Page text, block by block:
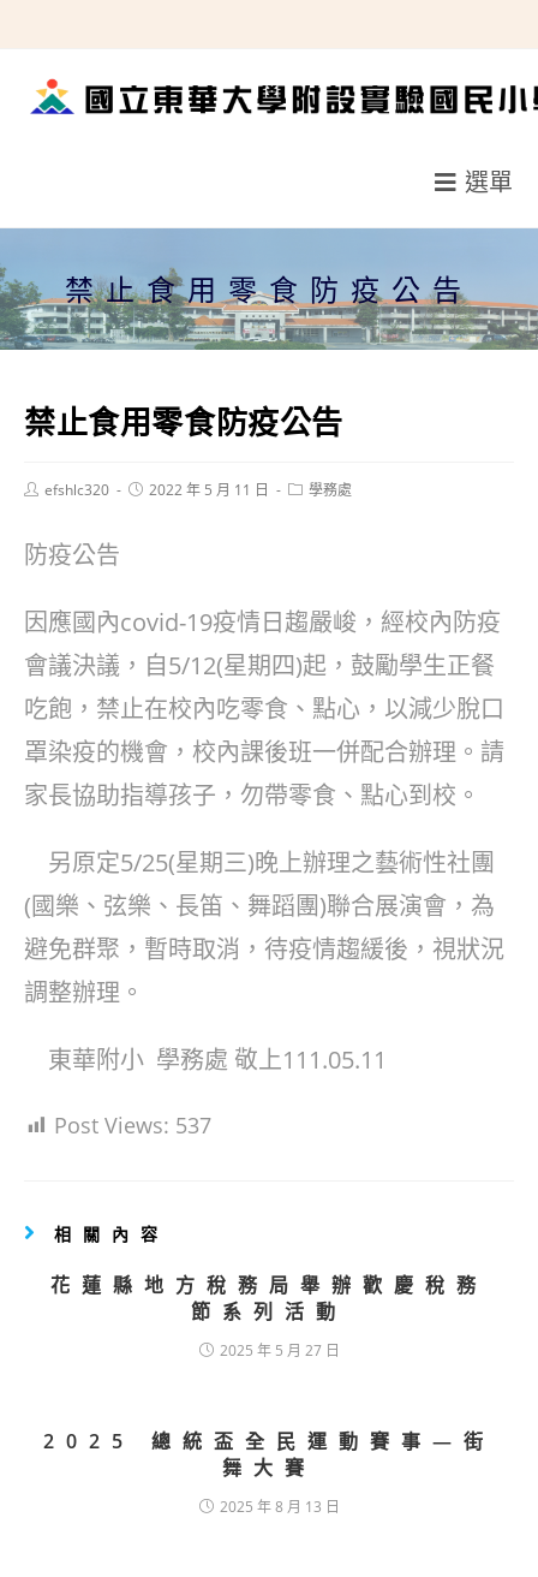
轉
選單
禁止食用零食防疫公告
禁止食用零食防疫公告
Postefshlc320
Post2022 年 5 月 11 日
Post學務處
防疫公告
因應國內covid-19疫情日趨嚴峻，經校內防疫
會議決議，自5/12(星期四)起，鼓勵學生正餐
吃飽，禁止在校內吃零食、點心，以減少脫口
罩染疫的機會，校內課後班一併配合辦理。請
家長協助指導孩子，勿帶零食、點心到校。
另原定5/25(星期三)晚上辦理之藝術性社團
(國樂、弦樂、長笛、舞蹈團)聯合展演會，為
避免群聚，暫時取消，待疫情趨緩後，視狀況
調整辦理。
東華附小 學務處 敬上111.05.11
Post Views: 537
相關內容
花蓮縣地方稅務局舉辦歡慶稅務
節系列活動
2025 年 5 月 27 日
2025 總統盃全民運動賽事—街
舞大賽
2025 年 8 月 13 日